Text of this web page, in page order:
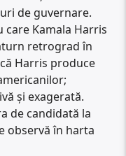
de guvernare.
care Kamala Harris
retrograd în
Harris produce
și exagerată.
de candidată la
observă în harta